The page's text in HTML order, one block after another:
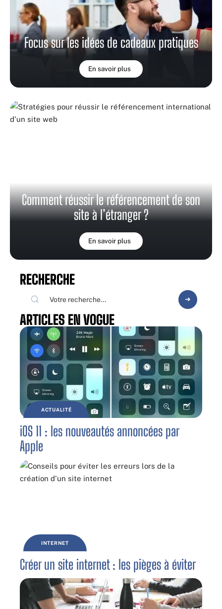
Focus sur les idées de cadeaux pratiques
En savoir plus
Comment réussir le référencement de son
site à l’étranger ?
En savoir plus
RECHERCHE
ARTICLES EN VOGUE
ACTUALITÉ
iOS 11 : les nouveautés annoncées par
Apple
INTERNET
Créer un site internet : les pièges à éviter